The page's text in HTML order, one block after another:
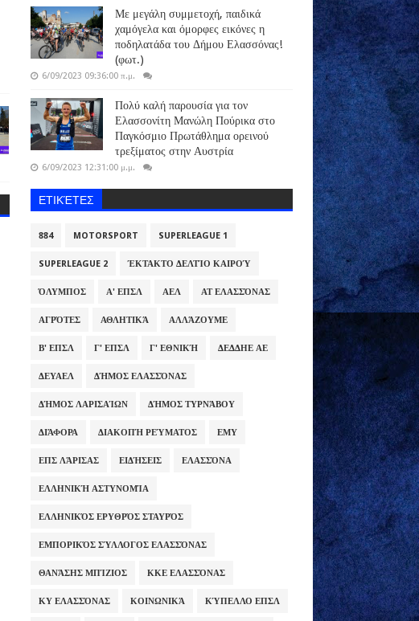
Με μεγάλη συμμετοχή, παιδικά
χαμόγελα και όμορφες εικόνες η
ποδηλατάδα του Δήμου Ελασσόνας!
(φωτ.)
6/09/2023 09:36:00 π.μ.
Πολύ καλή παρουσία για τον
Ελασσονίτη Μανώλη Πούρικα στο
Παγκόσμιο Πρωτάθλημα ορεινού
τρεξίματος στην Αυστρία
6/09/2023 12:31:00 μ.μ.
ΕΤΙΚΈΤΕΣ
884 MOTORSPORT SUPERLEAGUE 1
SUPERLEAGUE 2 ΈΚΤΑΚΤΟ ΔΕΛΤΊΟ ΚΑΙΡΟΎ
ΌΛΥΜΠΟΣ Α' ΕΠΣΛ ΑΕΛ ΑΤ ΕΛΑΣΣΌΝΑΣ
ΑΓΡΌΤΕΣ ΑΘΛΗΤΙΚΆ ΑΛΛΆΖΟΥΜΕ
Β' ΕΠΣΛ Γ' ΕΠΣΛ Γ' ΕΘΝΙΚΉ ΔΕΔΔΗΕ ΑΕ
ΔΕΥΑΕΛ ΔΉΜΟΣ ΕΛΑΣΣΌΝΑΣ
ΔΉΜΟΣ ΛΑΡΙΣΑΊΩΝ ΔΉΜΟΣ ΤΥΡΝΆΒΟΥ
ΔΙΆΦΟΡΑ ΔΙΑΚΟΠΉ ΡΕΎΜΑΤΟΣ ΕΜΥ
ΕΠΣ ΛΆΡΙΣΑΣ ΕΙΔΉΣΕΙΣ ΕΛΑΣΣΌΝΑ
ΕΛΛΗΝΙΚΉ ΑΣΤΥΝΟΜΊΑ
ΕΛΛΗΝΙΚΌΣ ΕΡΥΘΡΌΣ ΣΤΑΥΡΌΣ
ΕΜΠΟΡΙΚΌΣ ΣΎΛΛΟΓΟΣ ΕΛΑΣΣΌΝΑΣ
ΘΑΝΆΣΗΣ ΜΠΊΖΙΟΣ ΚΚΕ ΕΛΑΣΣΌΝΑΣ
ΚΥ ΕΛΑΣΣΌΝΑΣ ΚΟΙΝΩΝΙΚΆ ΚΎΠΕΛΛΟ ΕΠΣΛ